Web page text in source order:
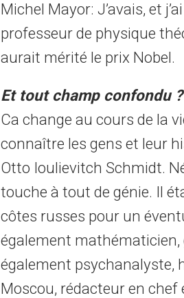
Michel Mayor: J’avais, et
professeur de physique
aurait mérité le prix Nobel.
Et tout champ confondu ?
Ca change au cours de la
connaître les gens et leur
Otto Ioulievitch Schmidt.
touche à tout de génie. Il
côtes russes pour un
également
également psychanalyste,
Moscou, rédacteur en chef